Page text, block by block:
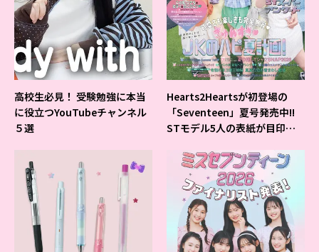
高校生必見！ 受験勉強に本当
に役立つYouTubeチャンネル
５選
Hearts2Heartsが初登場の
「Seventeen」夏号発売中!!
STモデル5人の表紙が目印だ